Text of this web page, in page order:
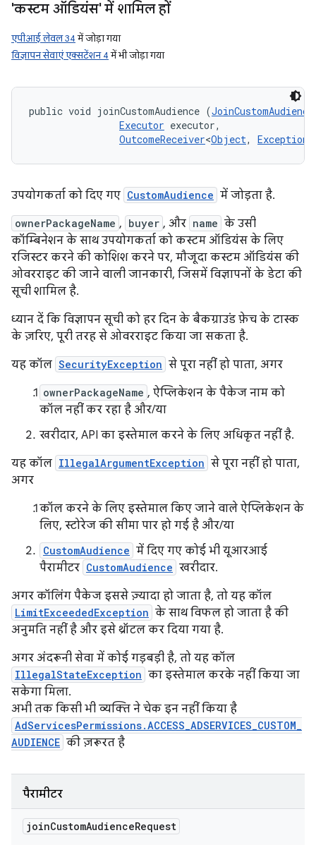
'कस्टम ऑडियंस' में शामिल हों
एपीआई लेवल 34में जोड़ा गया
विज्ञापन सेवाएं एक्सटेंशन 4में भी जोड़ा गया
public void joinCustomAudience (
Executor executor,
OutcomeReceiver<Object, Exception
उपयोगकर्ता को दिए गए CustomAudience में जोड़ता है.
ownerPackageName , buyer , और name के उसी
कॉम्बिनेशन के साथ उपयोगकर्ता को कस्टम ऑडियंस के लिए
रजिस्टर करने की कोशिश करने पर, मौजूदा कस्टम ऑडियंस की
ओवरराइट की जाने वाली जानकारी, जिसमें विज्ञापनों के डेटा की
सूची शामिल है.
ध्यान दें कि विज्ञापन सूची को हर दिन के बैकग्राउंड फ़ेच के टास्क
के ज़रिए, पूरी तरह से ओवरराइट किया जा सकता है.
यह कॉल SecurityException से पूरा नहीं हो पाता, अगर
ownerPackageName , ऐप्लिकेशन के पैकेज नाम को
कॉल नहीं कर रहा है और/या
खरीदार, API का इस्तेमाल करने के लिए अधिकृत नहीं है.
यह कॉल IllegalArgumentException से पूरा नहीं हो पाता,
अगर
कॉल करने के लिए इस्तेमाल किए जाने वाले ऐप्लिकेशन के
लिए, स्टोरेज की सीमा पार हो गई है और/या
CustomAudience में दिए गए कोई भी यूआरआई
पैरामीटर CustomAudience खरीदार.
अगर कॉलिंग पैकेज इससे ज़्यादा हो जाता है, तो यह कॉल
LimitExceededException के साथ विफल हो जाता है की
अनुमति नहीं है और इसे थ्रॉटल कर दिया गया है.
अगर अंदरूनी सेवा में कोई गड़बड़ी है, तो यह कॉल
IllegalStateException का इस्तेमाल करके नहीं किया जा
सकेगा मिला.
अभी तक किसी भी व्यक्ति ने चेक इन नहीं किया है
AdServicesPermissions.ACCESS_ADSERVICES_CUSTOM_
AUDIENCE की ज़रूरत है
पैरामीटर
joinCustomAudienceRequest